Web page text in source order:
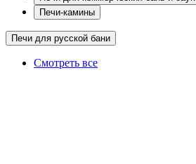
Печи-камины
Печи для русской бани
Смотреть все